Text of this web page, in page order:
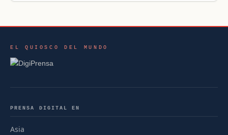
EL QUIOSCO DEL MUNDO
PRENSA DIGITAL EN
Asia